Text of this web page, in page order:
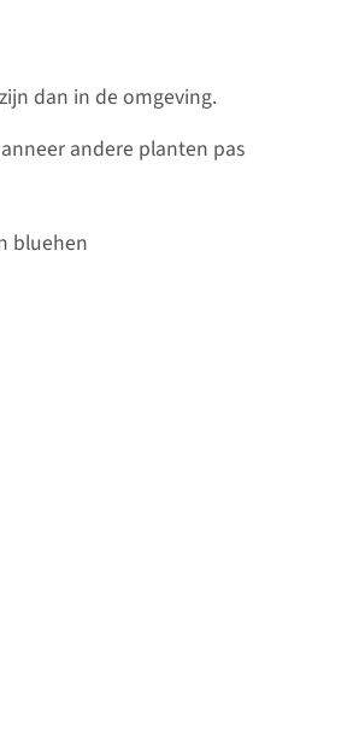
dan in de omgeving.
andere planten pas